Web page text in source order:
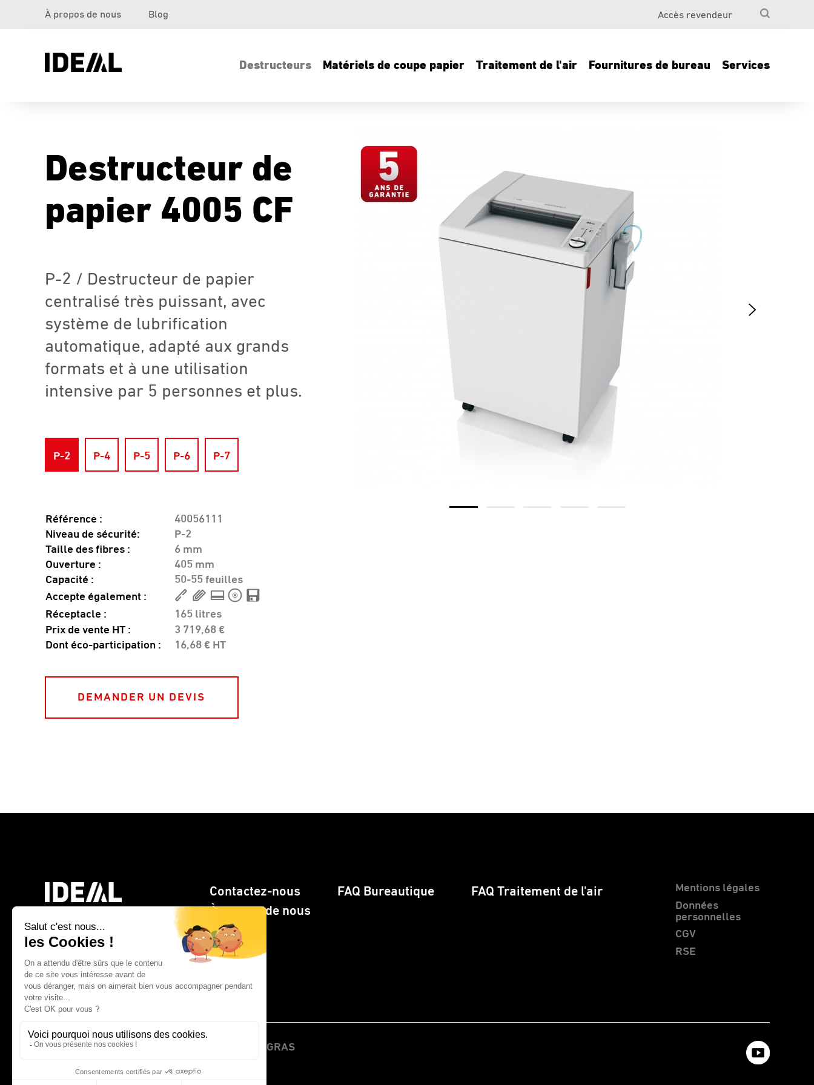
À propos de nous Blog Accès revendeur
Destructeurs Matériels de coupe papier Traitement de l'air Fournitures de bureau Services
Destructeur de
papier 4005 CF
P-2 / Destructeur de papier
centralisé très puissant, avec
système de lubrification
automatique, adapté aux grands
formats et à une utilisation
intensive par 5 personnes et plus.
P-2 P-4 P-5 P-6 P-7
Référence :
40056111
Niveau de sécurité:
P-2
Taille des fibres :
6 mm
Ouverture :
405 mm
Capacité :
50-55 feuilles
Accepte également :
Réceptacle :
165 litres
Prix de vente HT :
3 719,68 €
Dont éco-participation :
16,68 € HT
DEMANDER UN DEVIS
> Site web CLEMENTZ -
EUROMEGRAS
Contactez-nous FAQ Bureautique
FAQ Traitement de l'air
À propos de nous
Mentions légales
Données
personnelles
CGV
RSE
© 2026 IDEAL France | CLEMENTZ - EUROMEGRAS